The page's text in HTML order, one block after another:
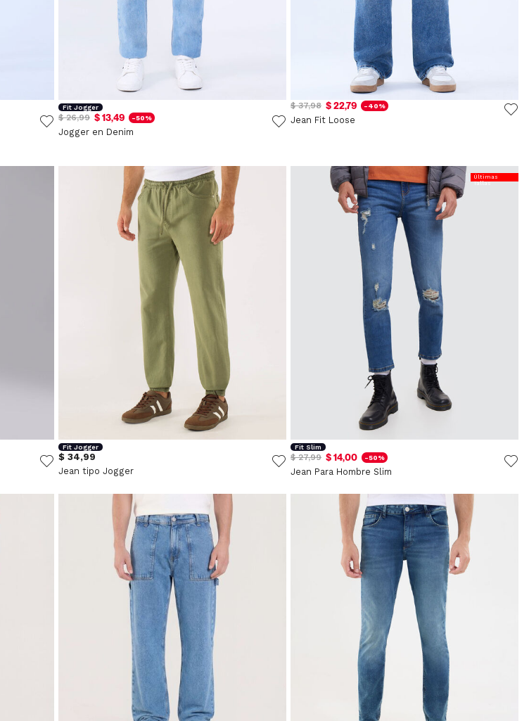
Fit Jogger
$ 26,99 $ 13,49 -50%
Jogger en Denim
$ 37,98 $ 22,79 -40%
Jean Fit Loose
Fit Jogger
$ 34,99
Jean tipo Jogger
Últimas
Tallas
Fit Slim
$ 27,99 $ 14,00 -50%
Jean Para Hombre Slim